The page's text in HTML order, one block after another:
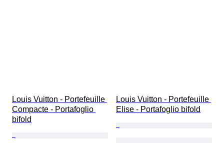
Louis Vuitton - Portefeuille
Compacte - Portafoglio
bifold
Louis Vuitton - Portefeuille
Elise - Portafoglio bifold